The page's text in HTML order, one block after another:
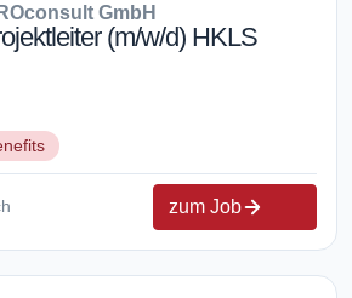
GmbH
(m/w/d) HKLS
zum Job